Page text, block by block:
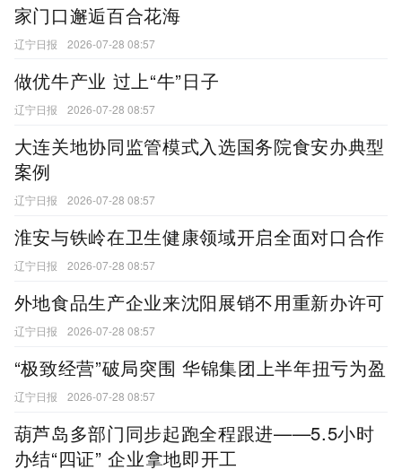
家门口邂逅百合花海
辽宁日报 2026-07-28 08:57
做优牛产业 过上“牛”日子
辽宁日报 2026-07-28 08:57
大连关地协同监管模式入选国务院食安办典型
案例
辽宁日报 2026-07-28 08:57
淮安与铁岭在卫生健康领域开启全面对口合作
辽宁日报 2026-07-28 08:57
外地食品生产企业来沈阳展销不用重新办许可
辽宁日报 2026-07-28 08:57
“极致经营”破局突围 华锦集团上半年扭亏为盈
辽宁日报 2026-07-28 08:57
葫芦岛多部门同步起跑全程跟进——5.5小时
办结“四证” 企业拿地即开工